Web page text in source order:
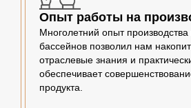
Опыт работы на
Многолетний опыт производства
бассейнов позволил нам
отраслевые знания и
обеспечивает
продукта.